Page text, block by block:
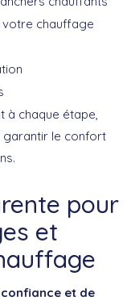
votre chauffage
chaque étape,
garantir le confort
pour
et
confiance et de